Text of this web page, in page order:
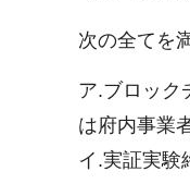
次の全てを
ア.ブロック
は府内事業
イ.実証実験